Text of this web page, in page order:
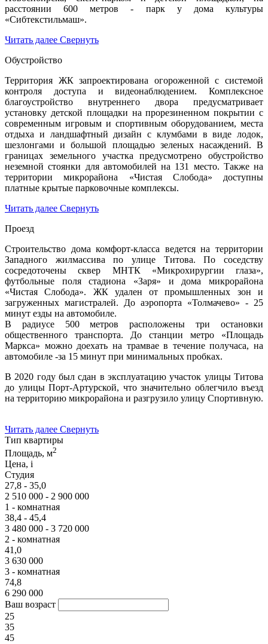
расстоянии 600 метров - парк у дома культуры
«Сибтекстильмаш».
Читать далее Свернуть
Обустройство
Территория ЖК запроектирована огороженной с системой
контроля доступа и видеонаблюдением. Комплексное
благоустройство внутреннего двора предусматривает
установку детской площадки на прорезиненном покрытии с
современным игровым и спортивным оборудованием, места
отдыха и ландшафтный дизайн с клумбами в виде лодок,
шезлонгами и большой площадью зеленых насаждений. В
границах земельного участка предусмотрено обустройство
неземной стоянки для автомобилей на 131 место. Также на
территории микрорайона «Чистая Слобода» доступны
платные крытые парковочные комплексы.
Читать далее Свернуть
Проезд
Строительство дома комфорт-класса ведется на территории
Западного жилмассива по улице Титова. По соседству
сосредоточены сквер МНТК «Микрохирургии глаза»,
футбольные поля стадиона «Заря» и дома микрорайона
«Чистая Слобода». ЖК удален от промышленных зон и
загруженных магистралей. До аэропорта «Толмачево» - 25
минут езды на автомобиле.
В радиусе 500 метров расположены три остановки
общественного транспорта. До станции метро «Площадь
Маркса» можно доехать на трамвае в течение получаса, на
автомобиле -за 15 минут при минимальных пробках.
В 2020 году был сдан в эксплуатацию участок улицы Титова
до улицы Порт-Артурской, что значительно облегчило въезд
на территорию микрорайона и разгрузило улицу Спортивную.
Читать далее Свернуть
Тип квартиры
Площадь, м2
Цена, i
Студия
27,8 - 35,0
2 510 000 - 2 900 000
1 - комнатная
38,4 - 45,4
3 480 000 - 3 720 000
2 - комнатная
41,0
3 630 000
3 - комнатная
74,8
6 290 000
Ваш возраст
25
35
45